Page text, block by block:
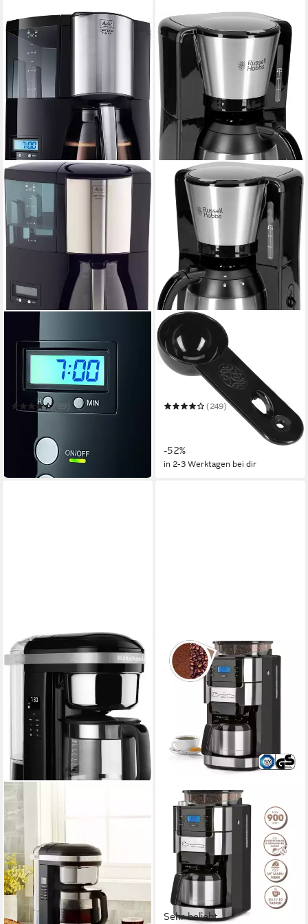
Filterkaffeemaschine Optima
Timer 100801
Kaffeekanne
(29)
in 2-3 Werktagen bei dir
RUSSELL HOBBS
Filterkaffeemaschine
Adventure 24020-56
1 l Kaffeekanne
Tassen
Wassertank
(249)
92,99 €
-52%
in 2-3 Werktagen bei dir
Sehr beliebt